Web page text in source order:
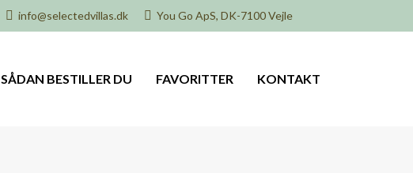
info@selectedvillas.dk You Go ApS, DK-7100 Vejle
SÅDAN BESTILLER DU FAVORITTER KONTAKT